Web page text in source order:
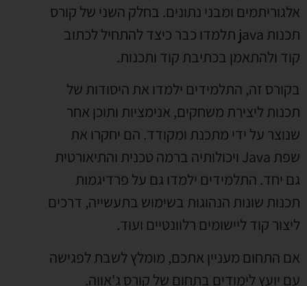
אלגוריתמים ומבני נתונים. בחלק השני של קורס
תכנות java תלמדו כבר כיצד להתחיל לכתוב
קוד ולהתאמן בכתיבת קוד ותכנות.
בקורס זה, התלמידים ילמדו את היסודות של
תכנות ליצירת משחקים, אנימציות ותוכן אחר
שנוצר על ידי מתכנת ומקודד. הם יחקרו את
שפת Java ויכולותיה ברמה טכנית והתיאורטית
גם יחד. התלמידים ילמדו גם על פרדיגמות
תכנות שונות הנהוגות בשימוש בתעשייה, דרכים
ליצור קוד ליישומים רלוונטיים ועוד.
אם התחום מעניין אתכם, מומלץ לשבת לפגישה
עם יועץ לימודים בתחום של קורס ג'אווה.